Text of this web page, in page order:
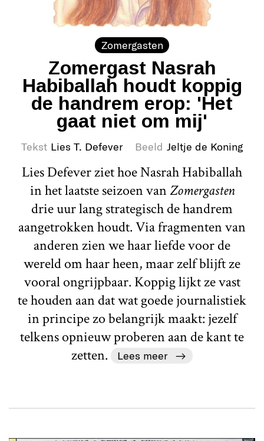
Zomergasten
Zomergast Nasrah
Habiballah houdt koppig
de handrem erop: 'Het
gaat niet om mij'
Tekst Lies T. Defever Beeld Jeltje de Koning
Lies Defever ziet hoe Nasrah Habiballah
in het laatste seizoen vanZomergasten
drie uur lang strategisch de handrem
aangetrokken houdt. Via fragmenten van
anderen zien we haar liefde voor de
wereld om haar heen, maar zelf blijft ze
vooral ongrijpbaar. Koppig lijkt ze vast
te houden aan dat wat goede journalistiek
in principe zo belangrijk maakt: jezelf
telkens opnieuw proberen aan de kant te
zetten.
Lees meer